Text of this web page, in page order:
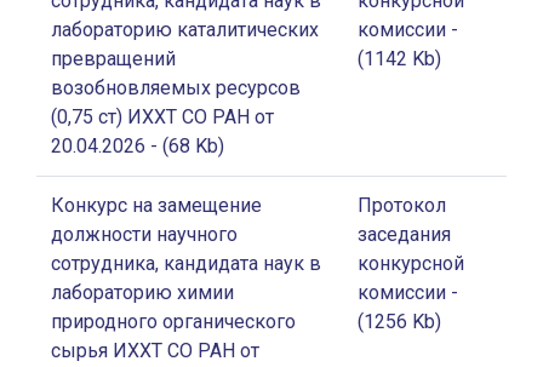
лабораторию каталитических
превращений
возобновляемых ресурсов
(0,75 ст) ИХХТ СО РАН от
20.04.2026 - (68 Kb)
комиссии -
(1142 Kb)
Конкурс на замещение
должности научного
сотрудника, кандидата наук в
лабораторию химии
природного органического
сырья ИХХТ СО РАН от
Протокол
заседания
конкурсной
комиссии -
(1256 Kb)